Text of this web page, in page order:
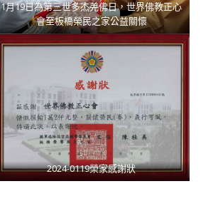
1月19日為第三世多杰羌佛日，世界佛教正心
會至板橋榮民之家公益關懷
2024-0119榮家感謝狀